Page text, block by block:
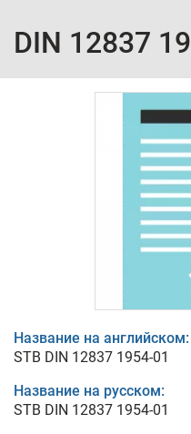
DIN 12837
Название на английском:
STB DIN 12837 1954-01
Название на русском:
STB DIN 12837 1954-01